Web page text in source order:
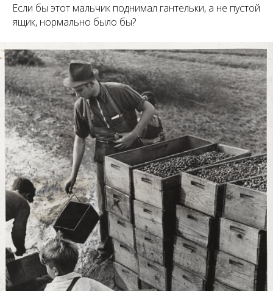
Если бы этот мальчик поднимал гантельки, а не пустой
ящик, нормально было бы?